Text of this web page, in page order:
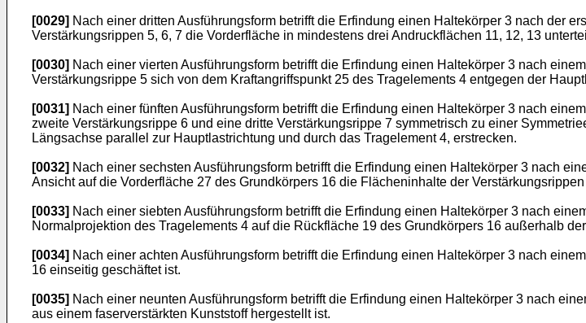
[0029] Nach einer dritten Ausführungsform betrifft die Erfindung einen Haltekörper 3 nach der
Verstärkungsrippen 5, 6, 7 die Vorderfläche in mindestens drei Andruckflächen 11, 12, 13
[0030] Nach einer vierten Ausführungsform betrifft die Erfindung einen Haltekörper 3 nach
Verstärkungsrippe 5 sich von dem Kraftangriffspunkt 25 des Tragelements 4 entgegen der
[0031] Nach einer fünften Ausführungsform betrifft die Erfindung einen Haltekörper 3 nach
zweite Verstärkungsrippe 6 und eine dritte Verstärkungsrippe 7 symmetrisch zu einer
Längsachse parallel zur Hauptlastrichtung und durch das Tragelement 4, erstrecken.
[0032] Nach einer sechsten Ausführungsform betrifft die Erfindung einen Haltekörper 3 nach
Ansicht auf die Vorderfläche 27 des Grundkörpers 16 die Flächeninhalte der
[0033] Nach einer siebten Ausführungsform betrifft die Erfindung einen Haltekörper 3 nach
Normalprojektion des Tragelements 4 auf die Rückfläche 19 des Grundkörpers 16 außerhalb
[0034] Nach einer achten Ausführungsform betrifft die Erfindung einen Haltekörper 3 nach
16 einseitig geschäftet ist.
[0035] Nach einer neunten Ausführungsform betrifft die Erfindung einen Haltekörper 3 nach
aus einem faserverstärkten Kunststoff hergestellt ist.